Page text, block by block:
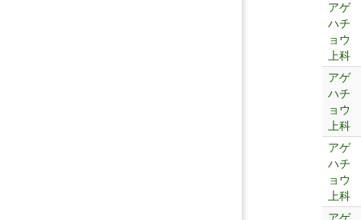
アゲ
ハチ
ョウ
上科
アゲ
ハチ
ョウ
上科
アゲ
ハチ
ョウ
上科